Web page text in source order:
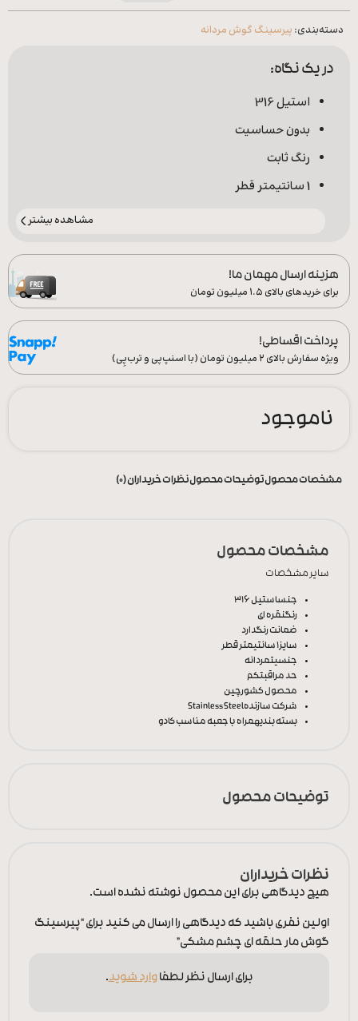
دسته‌بندی: پیرسینگ گوش مردانه
در یک نگاه:
استیل 316
بدون حساسیت
رنگ ثابت
1 سانتیمتر قطر
مشاهده بیشتر
هزینه ارسال مهمان ما!
برای خریدهای بالای ۱.۵ میلیون تومان
پرداخت اقساطی!
ویژه سفارش‌ بالای ۲ میلیون تومان (با اسنپ‌پی و ترب‌پِی)
ناموجود
مشخصات محصولتوضیحات محصولنظرات خریداران (0)
مشخصات محصول
سایر مشخصات
جنساستیل 316
رنگنقره ای
ضمانت رنگدارد
سایز1 سانتیمتر قطر
جنسیتمردانه
حد مراقبتکم
محصول کشورچین
شرکت سازندهStainless Steel
بسته بندیهمراه با جعبه مناسب کادو
توضیحات محصول
نظرات خریداران
هیچ دیدگاهی برای این محصول نوشته نشده است.
اولین نفری باشید که دیدگاهی را ارسال می کنید برای “پیرسینگ
گوش مار حلقه ای چشم مشکی”
برای ارسال نظر لطفاوارد شوید.